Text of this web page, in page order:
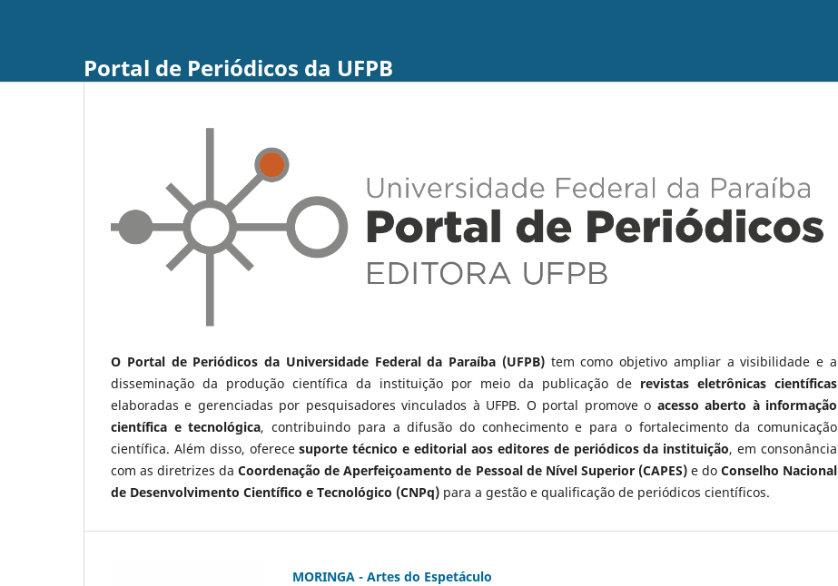
Portal de Periódicos da UFPB
O Portal de Periódicos da Universidade Federal da Paraíba (UFPB)tem como objetivo ampliar a visibilidade e a
disseminação da produção científica da instituição por meio da publicação de revistas eletrônicas científicas
elaboradas e gerenciadas por pesquisadores vinculados à UFPB. O portal promove o acesso aberto à informação
científica e tecnológica, contribuindo para a difusão do conhecimento e para o fortalecimento da comunicação
científica. Além disso, oferecesuporte técnico e editorial aos editores de periódicos da instituição, em consonância
com as diretrizes daCoordenação de Aperfeiçoamento de Pessoal de Nível Superior (CAPES)e do Conselho Nacional
de Desenvolvimento Científico e Tecnológico (CNPq) para a gestão e qualificação de periódicos científicos.
MORINGA - Artes do Espetáculo